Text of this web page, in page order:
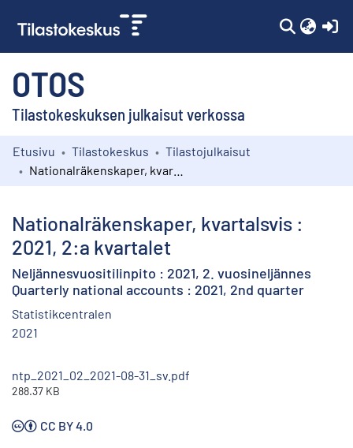
OTOS
Tilastokeskuksen julkaisut verkossa
Kokoelmat
Etusivu Tilastokeskus
Tilastojulkaisut
Nationalräkenskaper, kvartalsvis :
2021, 2:a kvartalet
Neljännesvuositilinpito : 2021, 2. vuosineljännes
Quarterly national accounts : 2021, 2nd quarter
Statistikcentralen
2021
ntp_2021_02_2021-08-31_sv.pdf
288.37 KB
CC BY 4.0